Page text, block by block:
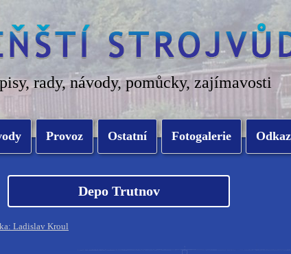
rady, návody, pomůcky, zajímavosti
Provoz Ostatní Fotogalerie
Depo Trutnov
Ladislav Kroul